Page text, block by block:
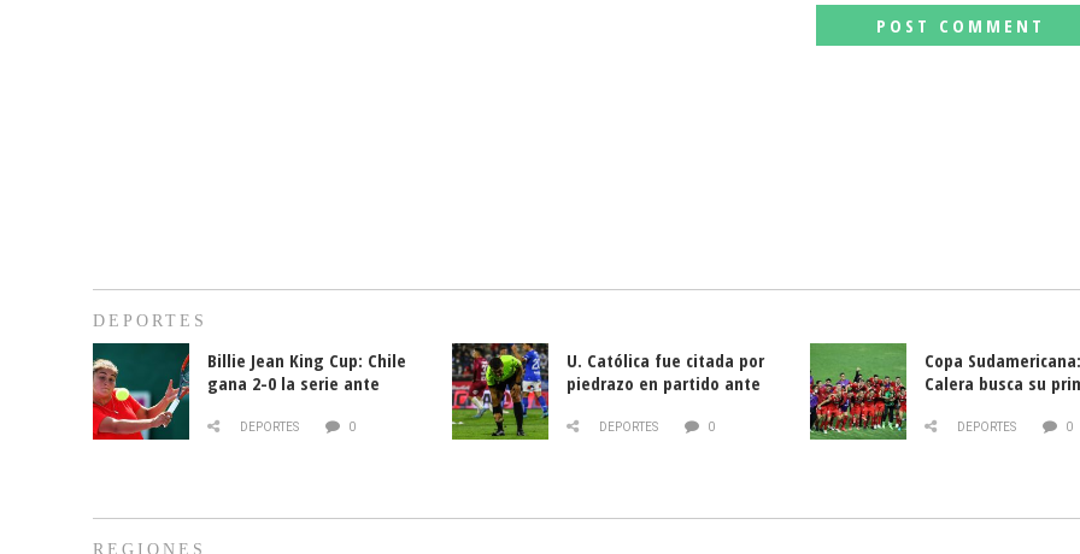
DEPORTES
Billie Jean King Cup: Chile
gana 2-0 la serie ante
DEPORTES 0
U. Católica fue citada por
piedrazo en partido ante
DEPORTES 0
Copa
Calera busca su
DEPORTES 0
REGIONES